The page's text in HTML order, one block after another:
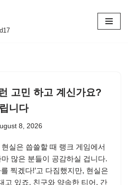
고민 하고 계신가요?
니다
8, 2026
실은 씁쓸할 때 랭크 게임에서
많은 분들이 공감하실 겁니다.
찍겠다!’고 다짐했지만, 현실은
고 있죠. 친구와 약속한 티어, 간